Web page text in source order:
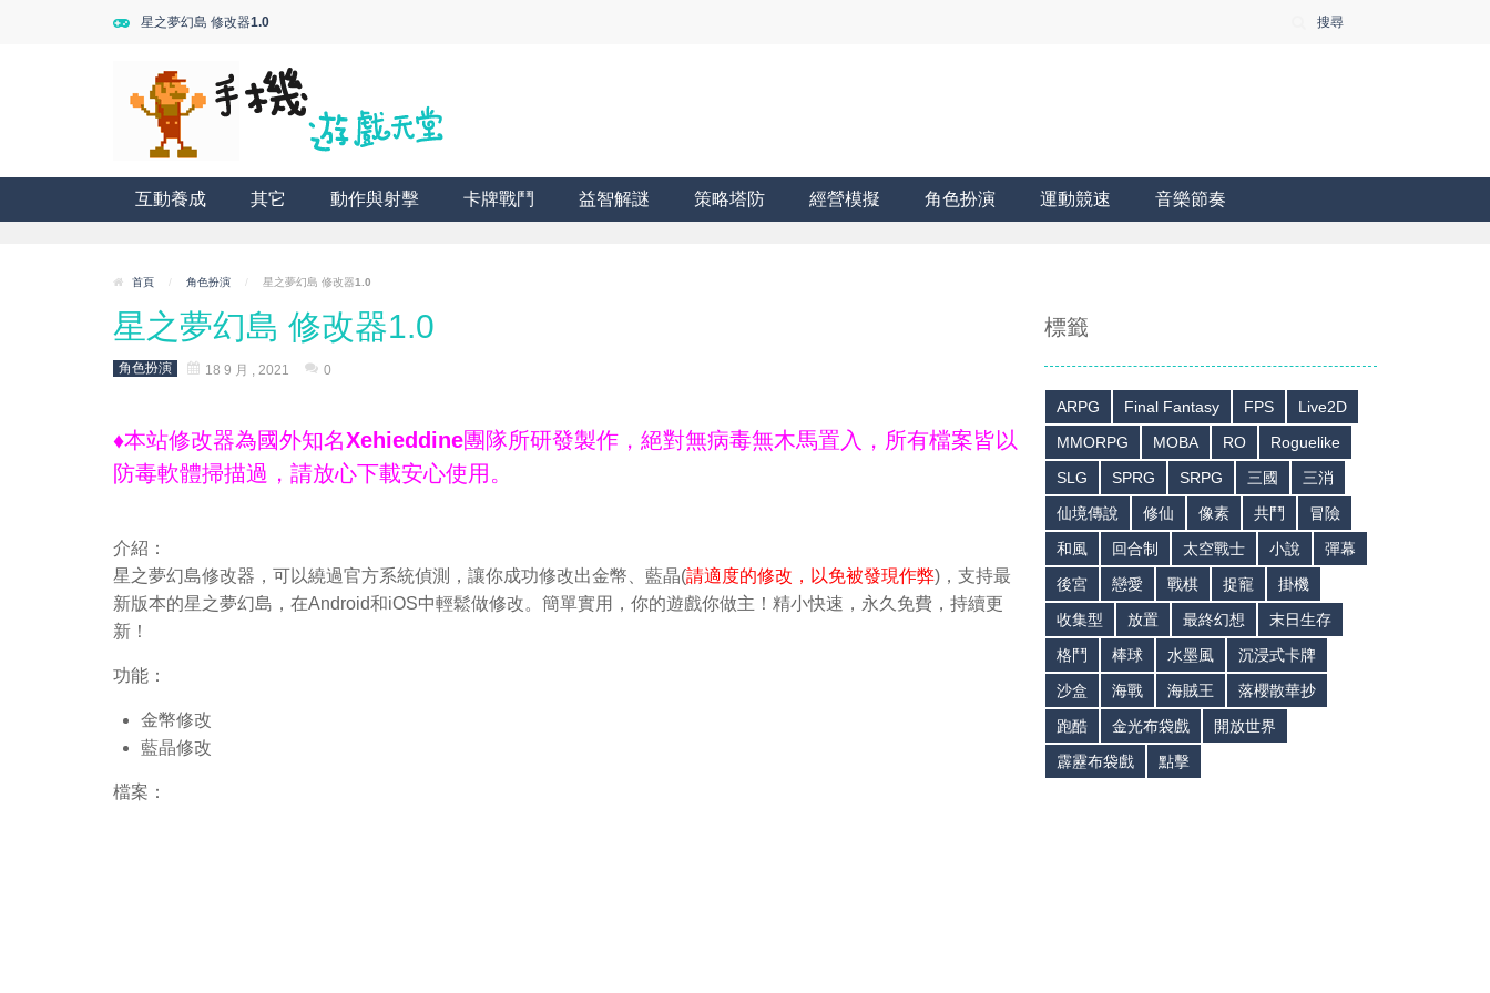
星之夢幻島 修改器1.0 搜尋
互動養成 其它 動作與射擊 卡牌戰鬥 益智解謎 策略塔防 經營模擬 角色扮演 運動競速 音樂節奏
首頁 / 角色扮演 / 星之夢幻島 修改器1.0
星之夢幻島 修改器1.0
角色扮演 18 9 月 , 2021 0
♦本站修改器為國外知名Xehieddine團隊所研發製作，絕對無病毒無木馬置入，所有檔案皆以
防毒軟體掃描過，請放心下載安心使用。
介紹：
星之夢幻島修改器，可以繞過官方系統偵測，讓你成功修改出金幣、藍晶(請適度的修改，以免被發現作弊)，支持最
新版本的星之夢幻島，在Android和iOS中輕鬆做修改。簡單實用，你的遊戲你做主！精小快速，永久免費，持續更
新！
功能：
金幣修改
藍晶修改
檔案：
標籤
ARPG Final Fantasy FPS
Live2D
MMORPG
MOBA RO
Roguelike
SLG
SPRG SRPG 三國
三消
仙境傳說
修仙 像素 共鬥
冒險
和風
回合制 太空戰士 小說
彈幕
後宮
戀愛 戰棋 捉寵
掛機
收集型
放置 最終幻想
末日生存
格鬥
棒球 水墨風
沉浸式卡牌
沙盒
海戰 海賊王
落櫻散華抄
跑酷
金光布袋戲
開放世界
霹靂布袋戲
點擊